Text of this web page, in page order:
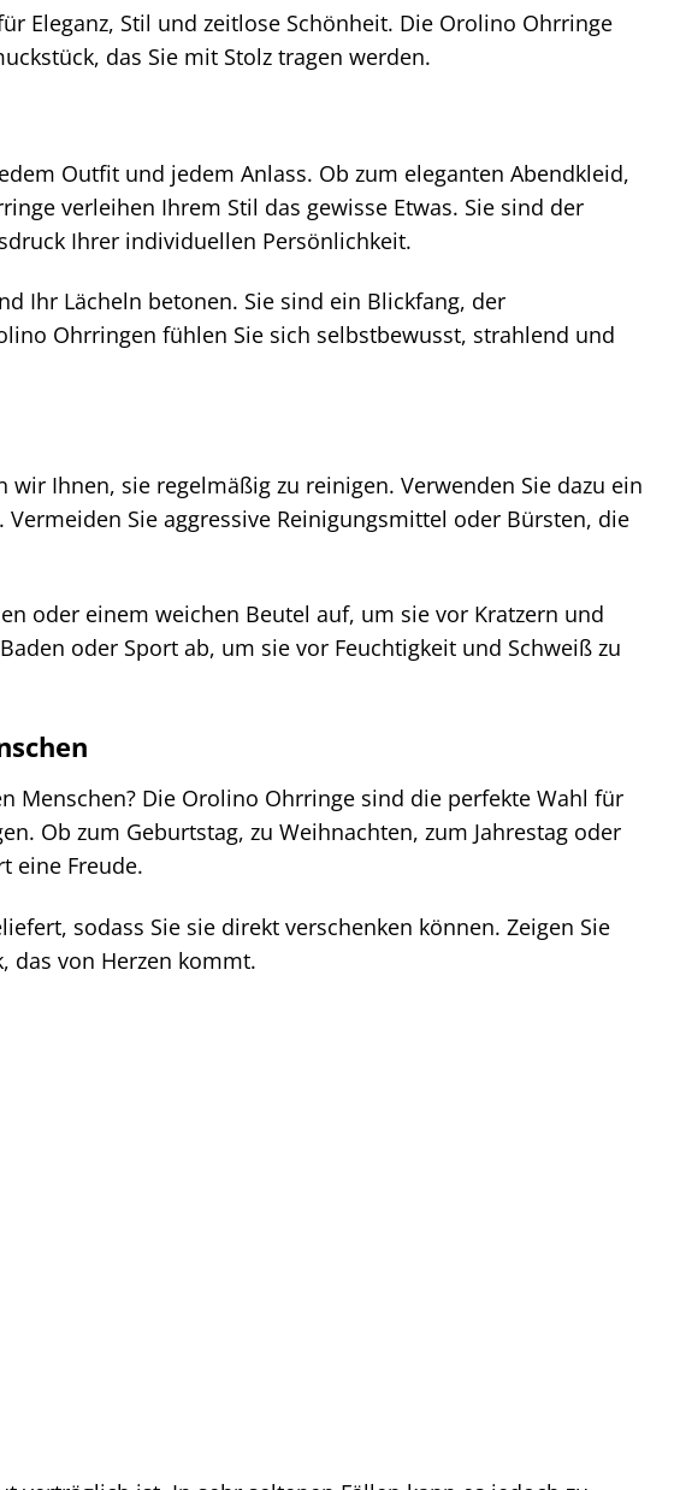
Eleganz, Stil und zeitlose Schönheit. Die Orolino Ohrringe
das Sie mit Stolz tragen werden.
Outfit und jedem Anlass. Ob zum eleganten Abendkleid,
verleihen Ihrem Stil das gewisse Etwas. Sie sind der
Ihrer individuellen Persönlichkeit.
Ihr Lächeln betonen. Sie sind ein Blickfang, der
Ohrringen fühlen Sie sich selbstbewusst, strahlend und
Ihnen, sie regelmäßig zu reinigen. Verwenden Sie dazu ein
Sie aggressive Reinigungsmittel oder Bürsten, die
oder einem weichen Beutel auf, um sie vor Kratzern und
oder Sport ab, um sie vor Feuchtigkeit und Schweiß zu
Menschen? Die Orolino Ohrringe sind die perfekte Wahl für
Ob zum Geburtstag, zu Weihnachten, zum Jahrestag oder
eine Freude.
sodass Sie sie direkt verschenken können. Zeigen Sie
das von Herzen kommt.